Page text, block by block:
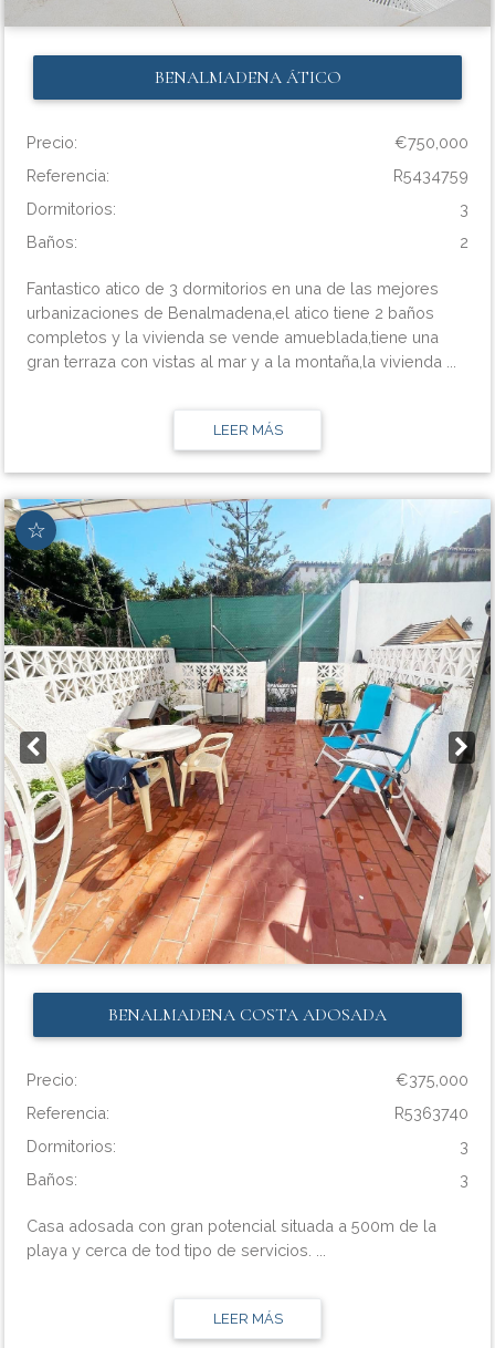
BENALMADENA ÁTICO
Precio:
€750,000
Referencia:
R5434759
Dormitorios:
3
Baños:
2
Fantastico atico de 3 dormitorios en una de las mejores
urbanizaciones de Benalmadena,el atico tiene 2 baños
completos y la vivienda se vende amueblada,tiene una
gran terraza con vistas al mar y a la montaña,la vivienda ...
LEER MÁS
☆
BENALMADENA COSTA ADOSADA
Precio:
€375,000
Referencia:
R5363740
Dormitorios:
3
Baños:
3
Casa adosada con gran potencial situada a 500m de la
playa y cerca de tod tipo de servicios. ...
LEER MÁS